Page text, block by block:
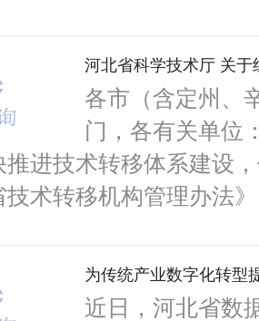
河北省科学技术厅 关
各市（含定州、
门，各有关单
进技术转移体系建设
术转移机构管理办法
为传统产业数字化转型
群数据产权登记证书
近日，河北省数